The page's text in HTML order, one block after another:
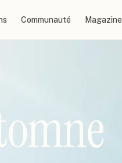
Communauté Magazine